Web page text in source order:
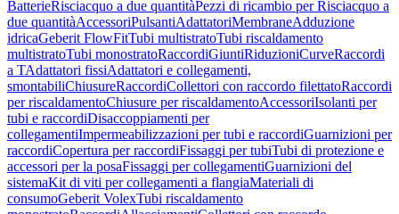
BatterieRisciacquo a due quantitàPezzi di ricambio per Risciacquo a
due quantitàAccessoriPulsantiAdattatoriMembraneAdduzione
idricaGeberit FlowFitTubi multistratoTubi riscaldamento
multistratoTubi monostratoRaccordiGiuntiRiduzioniCurveRaccordi
a TAdattatori fissiAdattatori e collegamenti,
smontabiliChiusureRaccordiCollettori con raccordo filettatoRaccordi
per riscaldamentoChiusure per riscaldamentoAccessoriIsolanti per
tubi e raccordiDisaccoppiamenti per
collegamentiImpermeabilizzazioni per tubi e raccordiGuarnizioni per
raccordiCopertura per raccordiFissaggi per tubiTubi di protezione e
accessori per la posaFissaggi per collegamentiGuarnizioni del
sistemaKit di viti per collegamenti a flangiaMateriali di
consumoGeberit VolexTubi riscaldamento